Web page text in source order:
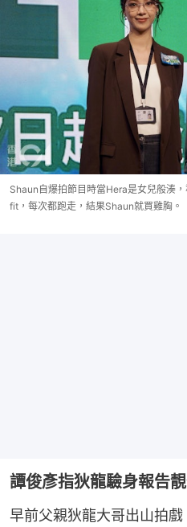
Shaun自爆拍節目時當Hera是女兒般湊
fit，每次都跑走，結果Shaun就買雞胸。
譚俊彥指狄龍驗身報告
早前父親狄龍大哥出山拍